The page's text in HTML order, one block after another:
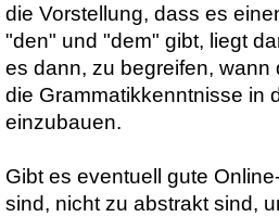
die Vorstellung, dass es
"den" und "dem" gibt, liegt
es dann, zu begreifen,
die Grammatikkenntnisse in
einzubauen.
Gibt es eventuell gute
sind, nicht zu abstrakt sind,